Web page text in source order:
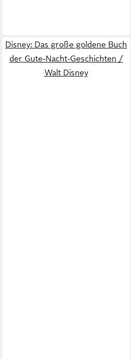
Disney: Das große goldene Buch
der Gute-Nacht-Geschichten /
Walt Disney